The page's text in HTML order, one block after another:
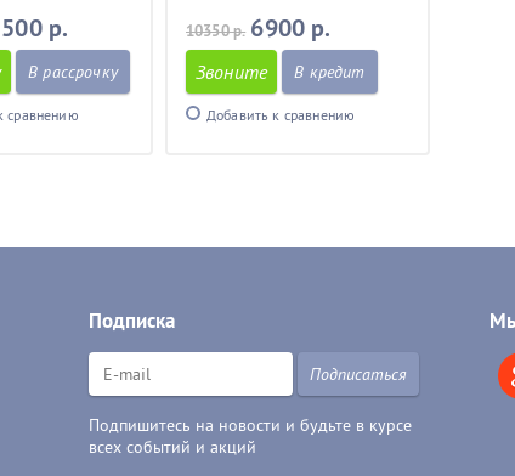
р.
В рассрочку
сравнению
10350 р. 6900 р.
Звоните В кредит
Добавить к сравнению
Подписка
Подписаться
Подпишитесь на новости и будьте в курсе
всех событий и акций